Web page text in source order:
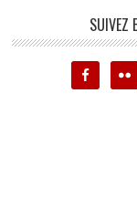
SUIVEZ